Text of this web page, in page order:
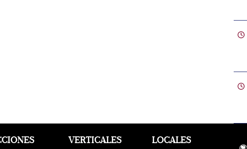
VERTICALES LOCALES